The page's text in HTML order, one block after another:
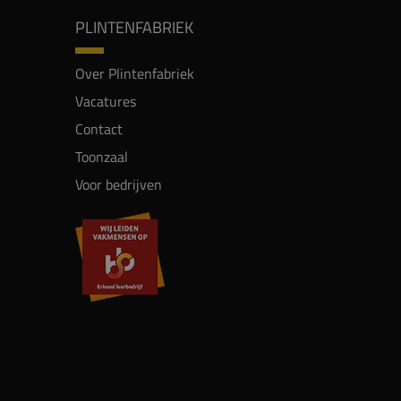
PLINTENFABRIEK
Over Plintenfabriek
Vacatures
Contact
Toonzaal
Voor bedrijven